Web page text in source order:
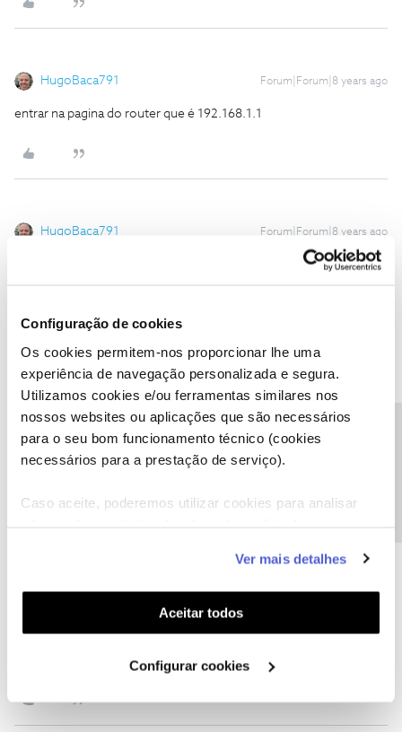
Configuração de cookies
Os cookies permitem-nos proporcionar lhe uma
experiência de navegação personalizada e segura.
Utilizamos cookies e/ou ferramentas similares nos
nossos websites ou aplicações que são necessários
para o seu bom funcionamento técnico (cookies
necessários para a prestação de serviço).
Caso aceite, poderemos utilizar cookies para analisar
funcionalidades (cookies de personalização e
funcionalidade) e adaptar anúncios aos seus interesses
(cookies de publicidade personalizada). Pode gerir a
utilização dos cookies clicando em "Configurar
Ver mais detalhes
Aceitar todos
Configurar cookies
HugoBaca791 Forum|Forum|8 years ago
entrar na pagina do router que é 192.168.1.1
HugoBaca791 Forum|Forum|8 years ago
tiras um print src para eu analisar.
HugoBaca791 Forum|Forum|8 years ago
Quando fazes os upload ao máximo não consegues de abrir as
em downstream alta e tive que trocar.